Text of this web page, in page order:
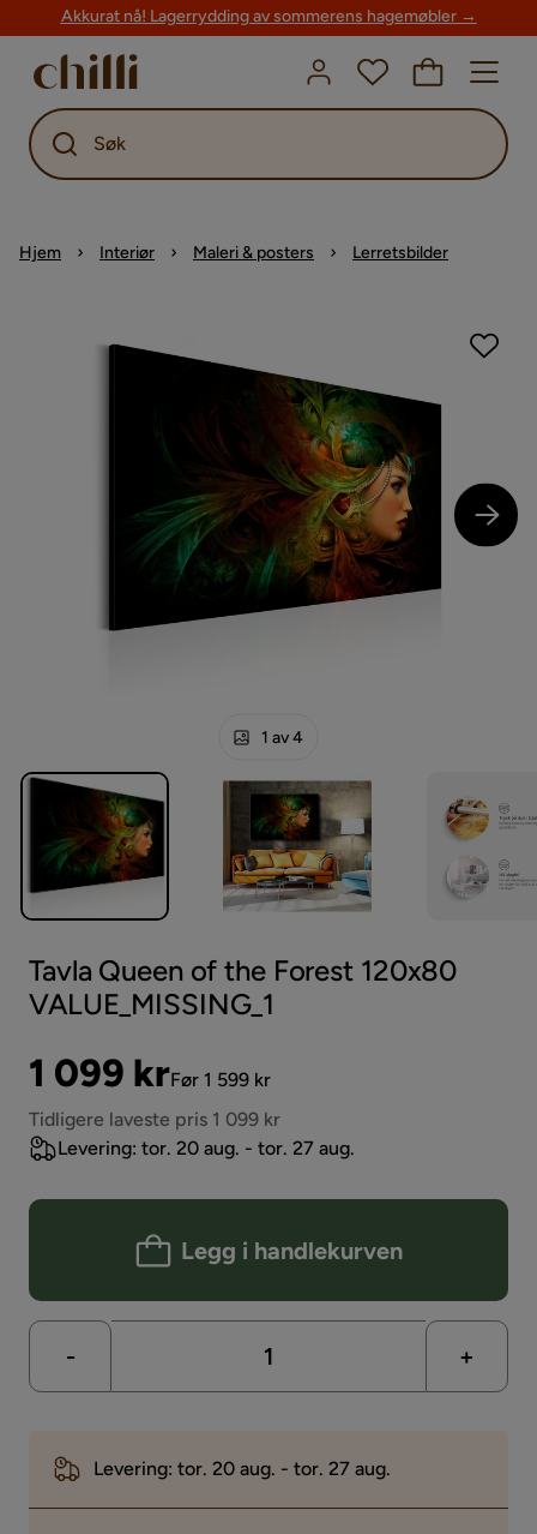
Akkurat nå! Lagerrydding av sommerens hagemøbler →
Søk
Hjem Interiør Maleri & posters Lerretsbilder
1 av 4
Tavla Queen of the Forest 120x80
VALUE_MISSING_1
Pris
1 099 kr
Original
Pris
Før 1 599 kr
Tidligere laveste pris 1 099 kr
Levering: tor. 20 aug. - tor. 27 aug.
Legg i handlekurven
- +
Levering: tor. 20 aug. - tor. 27 aug.